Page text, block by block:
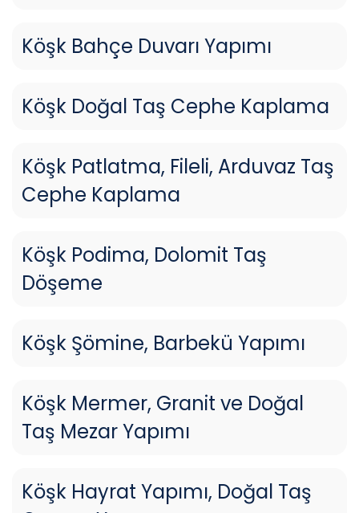
Köşk Bahçe Duvarı Yapımı
Köşk Doğal Taş Cephe Kaplama
Köşk Patlatma, Fileli, Arduvaz Taş
Cephe Kaplama
Köşk Podima, Dolomit Taş
Döşeme
Köşk Şömine, Barbekü Yapımı
Köşk Mermer, Granit ve Doğal
Taş Mezar Yapımı
Köşk Hayrat Yapımı, Doğal Taş